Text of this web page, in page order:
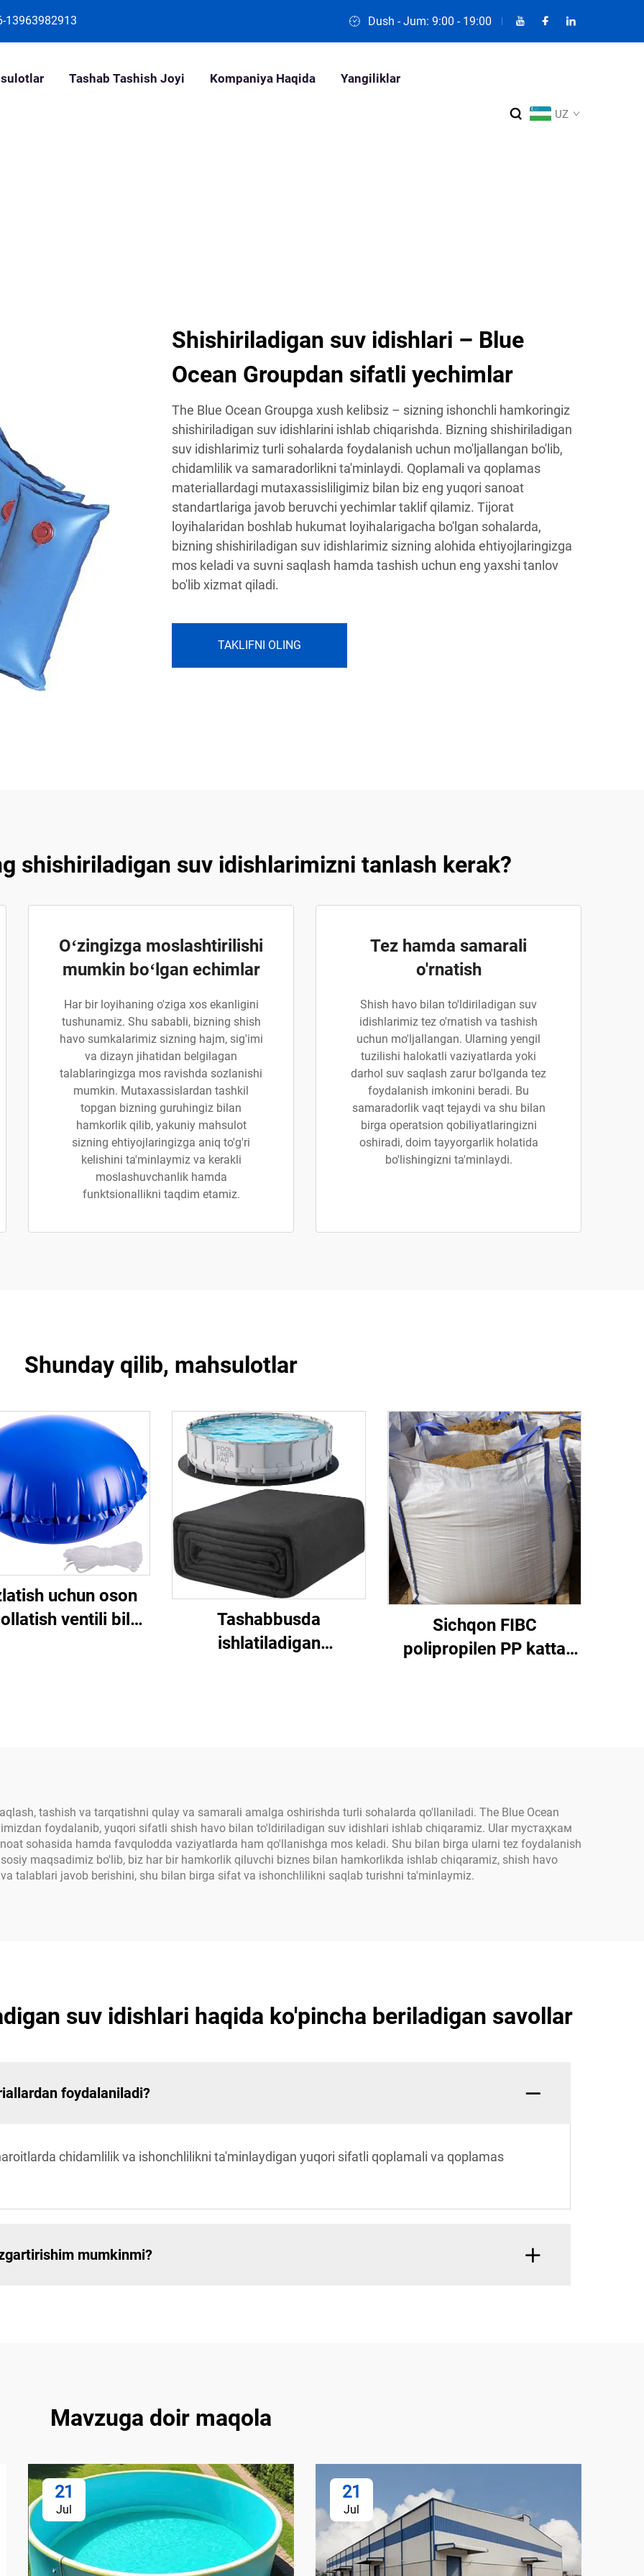
13963982913 Dush - Jum: 9:00 - 19:00
Tashab Tashish Joyi Kompaniya Haqida Yangiliklar
UZ
Shishiriladigan suv idishlari – Blue
Ocean Groupdan sifatli yechimlar
The Blue Ocean Groupga xush kelibsiz – sizning ishonchli hamkoringiz
shishiriladigan suv idishlarini ishlab chiqarishda. Bizning shishiriladigan
suv idishlarimiz turli sohalarda foydalanish uchun mo'ljallangan bo'lib,
chidamlilik va samaradorlikni ta'minlaydi. Qoplamali va qoplamas
materiallardagi mutaxassisliligimiz bilan biz eng yuqori sanoat
standartlariga javob beruvchi yechimlar taklif qilamiz. Tijorat
loyihalaridan boshlab hukumat loyihalarigacha bo'lgan sohalarda,
bizning shishiriladigan suv idishlarimiz sizning alohida ehtiyojlaringizga
mos keladi va suvni saqlash hamda tashish uchun eng yaxshi tanlov
bo'lib xizmat qiladi.
TAKLIFNI OLING
shishiriladigan suv idishlarimizni tanlash kerak?
Oʻzingizga moslashtirilishi
mumkin boʻlgan echimlar
Har bir loyihaning o'ziga xos ekanligini
tushunamiz. Shu sababli, bizning shish
havo sumkalarimiz sizning hajm, sig'imi
va dizayn jihatidan belgilagan
talablaringizga mos ravishda sozlanishi
mumkin. Mutaxassislardan tashkil
topgan bizning guruhingiz bilan
hamkorlik qilib, yakuniy mahsulot
sizning ehtiyojlaringizga aniq to'g'ri
kelishini ta'minlaymiz va kerakli
moslashuvchanlik hamda
funktsionallikni taqdim etamiz.
Tez hamda samarali
o'rnatish
Shish havo bilan to'ldiriladigan suv
idishlarimiz tez o'rnatish va tashish
uchun mo'ljallangan. Ularning yengil
tuzilishi halokatli vaziyatlarda yoki
darhol suv saqlash zarur bo'lganda tez
foydalanish imkonini beradi. Bu
samaradorlik vaqt tejaydi va shu bilan
birga operatsion qobiliyatlaringizni
oshiradi, doim tayyorgarlik holatida
bo'lishingizni ta'minlaydi.
Shunday qilib, mahsulotlar
uchun oson
ventili bilan
Tashabbusda
ishlatiladigan
o'simliklarni oldini olish
funksiyasini bajaradi,
oval shaklda
Sichqon FIBC
polipropilen PP katta
tashish va tarqatishni qulay va samarali amalga oshirishda turli sohalarda qo'llaniladi. The Blue Ocean
foydalanib, yuqori sifatli shish havo bilan to'ldiriladigan suv idishlari ishlab chiqaramiz. Ular mустаҳкам
sohasida hamda favqulodda vaziyatlarda ham qo'llanishga mos keladi. Shu bilan birga ularni tez foydalanish
maqsadimiz bo'lib, biz har bir hamkorlik qiluvchi biznes bilan hamkorlikda ishlab chiqaramiz, shish havo
talablari javob berishini, shu bilan birga sifat va ishonchlilikni saqlab turishni ta'minlaymiz.
suv idishlari haqida ko'pincha beriladigan savollar
foydalaniladi?
chidamlilik va ishonchlilikni ta'minlaydigan yuqori sifatli qoplamali va qoplamas
mumkinmi?
Mavzuga doir maqola
21
Jul
21
Jul